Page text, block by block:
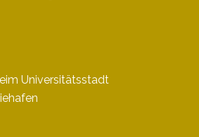
Universitätsstadt